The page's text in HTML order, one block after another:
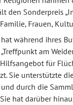
den Sonderpreis
Frauen,
hat während ihres
am
für
Sie unterstützte
durch die
hat darüber